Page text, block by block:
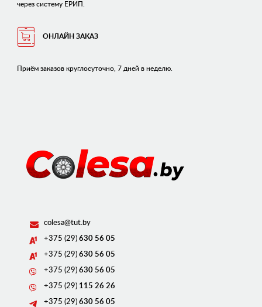
через систему ЕРИП.
ОНЛАЙН ЗАКАЗ
Приём заказов круглосуточно, 7 дней в неделю.
colesa@tut.by
+375 (29) 630 56 05
+375 (29) 630 56 05
+375 (29) 630 56 05
+375 (29) 115 26 26
+375 (29) 630 56 05